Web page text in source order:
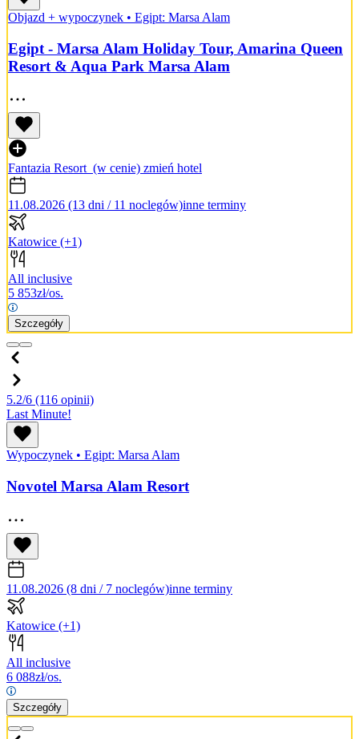
Objazd + wypoczynek • Egipt: Marsa Alam
Egipt - Marsa Alam Holiday Tour, Amarina Queen
Resort & Aqua Park Marsa Alam
Fantazia Resort (w cenie) zmień hotel
11.08.2026 (13 dni / 11 noclegów)inne terminy
Katowice (+1)
All inclusive
5 853zł/os.
Szczegóły
5.2/6 (116 opinii)
Last Minute!
Wypoczynek • Egipt: Marsa Alam
Novotel Marsa Alam Resort
11.08.2026 (8 dni / 7 noclegów)inne terminy
Katowice (+1)
All inclusive
6 088zł/os.
Szczegóły